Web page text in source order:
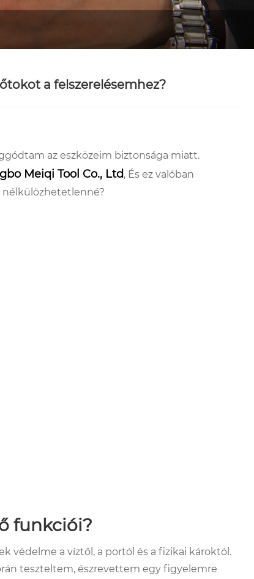
a felszerelésemhez?
az eszközeim biztonsága miatt.
Meiqi Tool Co., Ltd, És ez valóban
nélkülözhetetlenné?
funkciói?
védelme a víztől, a portól és a fizikai károktól.
teszteltem, észrevettem egy figyelemre